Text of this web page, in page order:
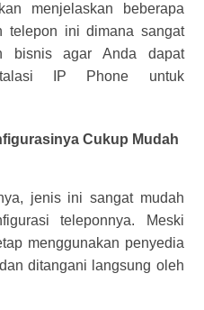
menjelaskan beberapa
telepon ini dimana sangat
bisnis agar Anda dapat
IP Phone untuk
Cukup Mudah
jenis ini sangat mudah
teleponnya. Meski
menggunakan penyedia
ditangani langsung oleh